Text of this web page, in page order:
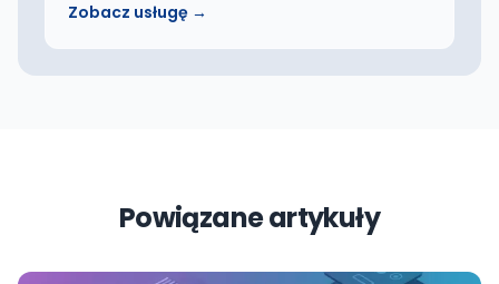
Zobacz usługę →
Powiązane artykuły